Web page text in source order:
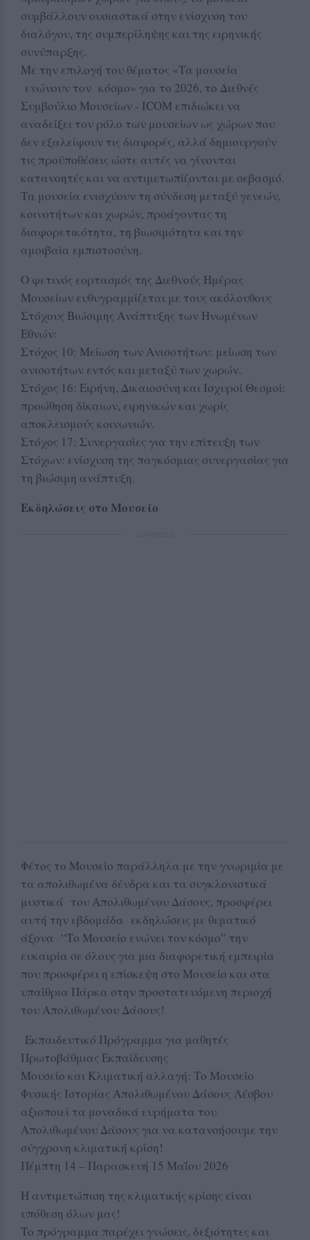
συμβάλλουν ουσιαστικά στην ενίσχυση του
διαλόγου, της συμπερίληψης και της ειρηνικής
συνύπαρξης.
Με την επιλογή του θέματος «Τα μουσεία
ενώνουν τον κόσμο» για το 2026, το Διεθνές
Συμβούλιο Μουσείων - ICOM επιδιώκει να
αναδείξει τον ρόλο των μουσείων ως χώρων που
δεν εξαλείφουν τις διαφορές, αλλά δημιουργούν
τις προϋποθέσεις ώστε αυτές να γίνονται
κατανοητές και να αντιμετωπίζονται με σεβασμό.
Τα μουσεία ενισχύουν τη σύνδεση μεταξύ γενεών,
κοινοτήτων και χωρών, προάγοντας τη
διαφορετικότητα, τη βιωσιμότητα και την
αμοιβαία εμπιστοσύνη.
Ο φετινός εορτασμός της Διεθνούς Ημέρας
Μουσείων ευθυγραμμίζεται με τους ακόλουθους
Στόχους Βιώσιμης Ανάπτυξης των Ηνωμένων
Εθνών:
Στόχος 10: Μείωση των Ανισοτήτων: μείωση των
ανισοτήτων εντός και μεταξύ των χωρών.
Στόχος 16: Ειρήνη, Δικαιοσύνη και Ισχυροί Θεσμοί:
προώθηση δίκαιων, ειρηνικών και χωρίς
αποκλεισμούς κοινωνιών.
Στόχος 17: Συνεργασίες για την επίτευξη των
Στόχων: ενίσχυση της παγκόσμιας συνεργασίας για
τη βιώσιμη ανάπτυξη.
Εκδηλώσεις στο Μουσείο
Φέτος το Μουσείο παράλληλα με την γνωριμία με
τα απολιθωμένα δένδρα και τα συγκλονιστικά
μυστικά του Απολιθωμένου Δάσους, προσφέρει
αυτή την εβδομάδα εκδηλώσεις με θεματικό
άξονα “Το Μουσείο ενώνει τον κόσμο” την
ευκαιρία σε όλους για μια διαφορετική εμπειρία
που προσφέρει η επίσκεψη στο Μουσείο και στα
υπαίθρια Πάρκα στην προστατευόμενη περιοχή
του Απολιθωμένου Δάσους!
Εκπαιδευτικό Πρόγραμμα για μαθητές
Πρωτοβάθμιας Εκπαίδευσης
Μουσείο και Κλιματική αλλαγή: Το Μουσείο
Φυσικής Ιστορίας Απολιθωμένου Δάσους Λέσβου
αξιοποιεί τα μοναδικά ευρήματα του
Απολιθωμένου Δάσους για να κατανοήσουμε την
σύγχρονη κλιματική κρίση!
Πέμπτη 14 – Παρασκευή 15 Μαΐου 2026
Η αντιμετώπιση της κλιματικής κρίσης είναι
υπόθεση όλων μας!
Το πρόγραμμα παρέχει γνώσεις, δεξιότητες και